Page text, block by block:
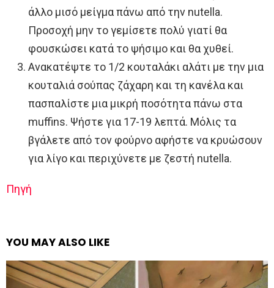
άλλο μισό μείγμα πάνω από την nutella.
Προσοχή μην το γεμίσετε πολύ γιατί θα
φουσκώσει κατά το ψήσιμο και θα χυθεί.
Ανακατέψτε το 1/2 κουταλάκι αλάτι με την μια
κουταλιά σούπας ζάχαρη και τη κανέλα και
πασπαλίστε μια μικρή ποσότητα πάνω στα
muffins. Ψήστε για 17-19 λεπτά. Μόλις τα
βγάλετε από τον φούρνο αφήστε να κρυώσουν
για λίγο και περιχύνετε με ζεστή nutella.
Πηγή
YOU MAY ALSO LIKE